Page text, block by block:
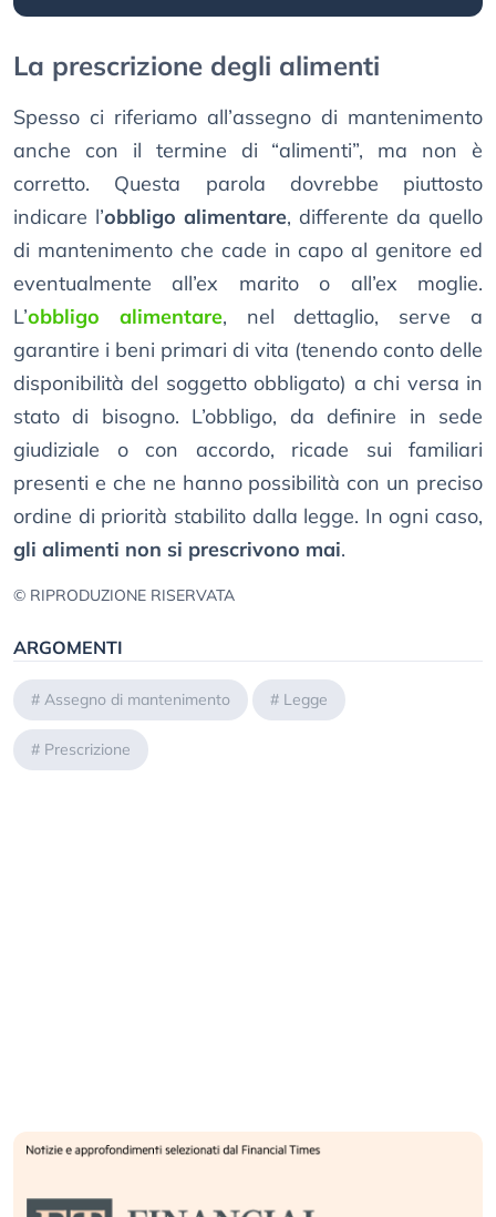
La prescrizione degli alimenti
Spesso ci riferiamo all’assegno di mantenimento
anche con il termine di “alimenti”, ma non è
corretto. Questa parola dovrebbe piuttosto
indicare l’obbligo alimentare, differente da quello
di mantenimento che cade in capo al genitore ed
eventualmente all’ex marito o all’ex moglie.
L’obbligo alimentare, nel dettaglio, serve a
garantire i beni primari di vita (tenendo conto delle
disponibilità del soggetto obbligato) a chi versa in
stato di bisogno. L’obbligo, da definire in sede
giudiziale o con accordo, ricade sui familiari
presenti e che ne hanno possibilità con un preciso
ordine di priorità stabilito dalla legge. In ogni caso,
gli alimenti non si prescrivono mai.
© RIPRODUZIONE RISERVATA
ARGOMENTI
# Assegno di mantenimento # Legge
# Prescrizione